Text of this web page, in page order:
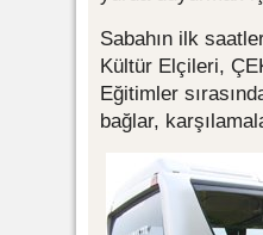
Sabahın ilk
Kültür Elçileri,
Eğitimler
bağlar,